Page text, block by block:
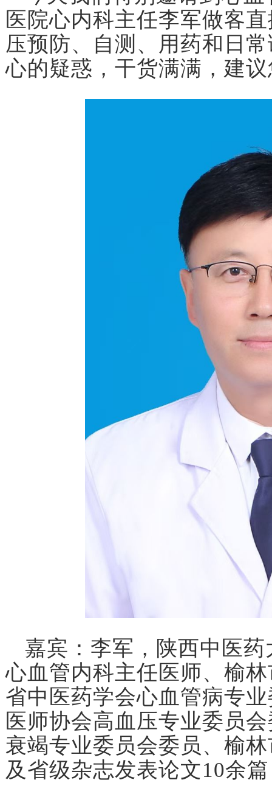
医院心内科主任李军做客
压预防、自测、用药和日
心的疑惑，干货满满，建
嘉宾：李军，陕西中医
心血管内科主任医师、榆
省中医药学会心血管病专
医师协会高血压专业委员
衰竭专业委员会委员、榆
及省级杂志发表论文10余